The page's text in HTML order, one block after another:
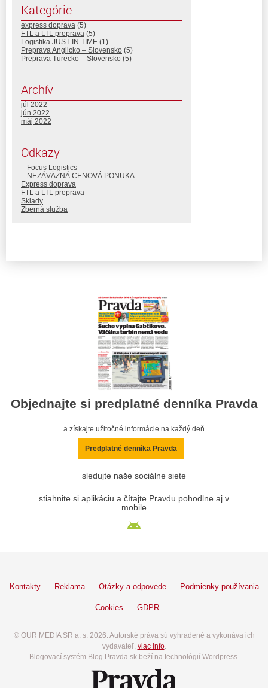
Kategórie
express doprava (5)
FTL a LTL preprava (5)
Logistika JUST IN TIME (1)
Preprava Anglicko – Slovensko (5)
Preprava Turecko – Slovensko (5)
Archív
júl 2022
jún 2022
máj 2022
Odkazy
– Focus Logistics –
– NEZÁVÄZNÁ CENOVÁ PONUKA –
Express doprava
FTL a LTL preprava
Sklady
Zberná služba
Objednajte si predplatné denníka Pravda
a získajte užitočné informácie na každý deň
Predplatné denníka Pravda
sledujte naše sociálne siete
stiahnite si aplikáciu a čítajte Pravdu pohodlne aj v
mobile
Kontakty Reklama Otázky a odpovede Podmienky používania
Cookies GDPR
© OUR MEDIA SR a. s. 2026. Autorské práva sú vyhradené a vykonáva ich
vydavateľ, viac info.
Blogovací systém Blog.Pravda.sk beží na technológií Wordpress.